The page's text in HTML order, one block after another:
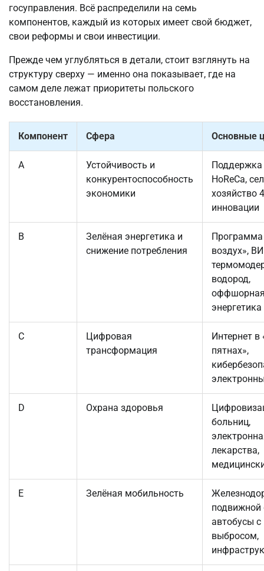
госуправления. Всё распределили на семь
компонентов, каждый из которых имеет свой бюджет,
свои реформы и свои инвестиции.
Прежде чем углубляться в детали, стоит взглянуть на
структуру сверху — именно она показывает, где на
самом деле лежат приоритеты польского
восстановления.
Компонент Сфера Основные
A
Устойчивость и
конкурентоспособность
экономики
HoReCa,
хозяйство
инновации
B
Зелёная энергетика и
снижение потребления
воздух»,
водород,
энергетика
C
Цифровая
трансформация
Интернет в
пятнах»,
D Охрана здоровья
больниц,
лекарства,
E Зелёная мобильность
подвижной
автобусы
выбросом,